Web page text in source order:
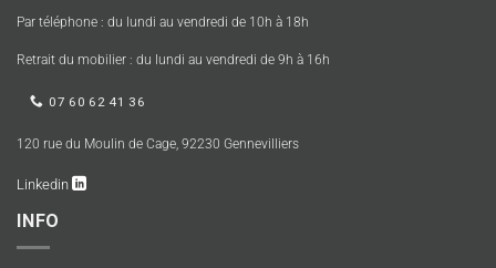
Par téléphone : du lundi au vendredi de 10h à 18h
Retrait du mobilier : du lundi au vendredi de 9h à 16h
07 60 62 41 36
120 rue du Moulin de Cage, 92230 Gennevilliers
Linkedin
INFO